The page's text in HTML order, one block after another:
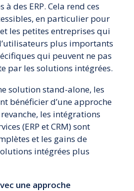
des ERP. Cela rend ces
en particulier pour
les petites entreprises qui
plus importants
qui peuvent ne pas
par les solutions intégrées.
solution stand-alone, les
bénéficier d’une approche
les intégrations
(ERP et CRM) sont
et les gains de
intégrées plus
une approche